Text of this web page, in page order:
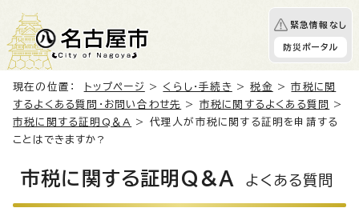
緊急情報なし
防災ポータル
現在の位置： トップページ > くらし・手続き >税金 >市税に関
するよくある質問・お問い合わせ先
> 市税に関するよくある質問
>
市税に関する証明Q＆A
> 代理人が市税に関する証明を申請する
ことはできますか?
市税に関する証明Q＆A よくある質問